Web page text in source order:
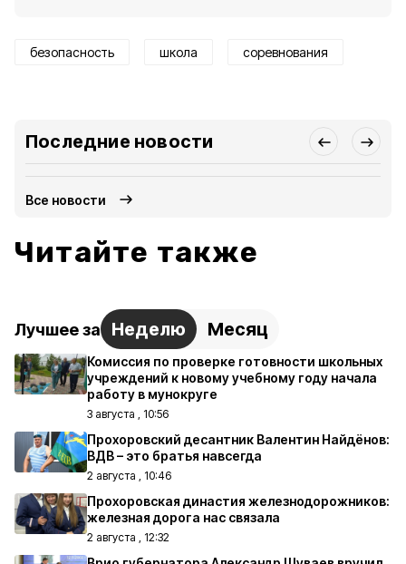
безопасность школа соревнования
Последние новости
Все новости
Читайте также
Лучшее за Неделю Месяц
Комиссия по проверке готовности школьных
учреждений к новому учебному году начала
работу в мунокруге
3 августа , 10:56
Прохоровский десантник Валентин Найдёнов:
ВДВ – это братья навсегда
2 августа , 10:46
Прохоровская династия железнодорожников:
железная дорога нас связала
2 августа , 12:32